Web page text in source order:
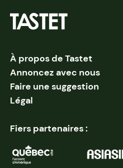
À propos de Tastet
Annoncez avec nous
Faire une suggestion
Légal
Fiers partenaires :